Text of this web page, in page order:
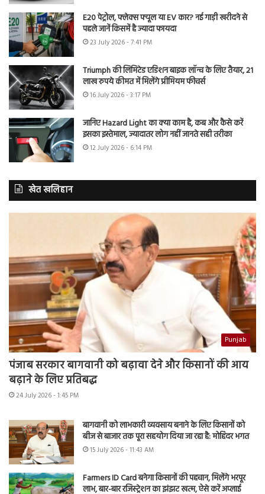
E20 पेट्रोल, फ्लेक्स फ्यूल या EV कार? नई गाड़ी खरीदने से
पहले जानें किसमें है ज्यादा फायदा
23 July 2026 - 7:41 PM
Triumph की लिमिटेड एडिशन बाइक लॉन्च के लिए तैयार, 21
लाख रुपये कीमत में मिलेंगे प्रीमियम फीचर्स
16 July 2026 - 3:17 PM
जानिए Hazard Light का क्या काम है, कब और कैसे करें
इसका इस्तेमाल, ज्यादातर लोग नहीं जानते सही तरीका
12 July 2026 - 6:14 PM
खेत खलिहान
Punjab
पंजाब सरकार बागवानी को बढ़ावा देने और किसानों की आय
बढ़ाने के लिए प्रतिबद्ध
24 July 2026 - 1:45 PM
बागवानी को लाभकारी व्यवसाय बनाने के लिए किसानों को
बीज से बाजार तक पूरा सहयोग दिया जा रहा है: मोहिंदर भगत
15 July 2026 - 11:43 AM
Farmers ID Card बनेगा किसानों की पहचान, मिलेंगे भरपूर
लाभ, बार-बार रजिस्ट्रेशन का झंझट खत्म, ऐसे करें अप्लाई